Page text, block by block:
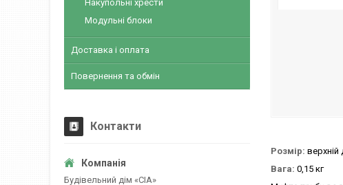
Розмір: верхній
Вага: 0,15 кг
Накупольні хрести
Модульні блоки
Доставка і оплата
Повернення та обмін
Контакти
Будівельний дім «CІА»